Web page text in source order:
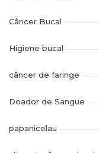
Câncer Bucal
Higiene bucal
câncer de faringe
Doador de Sangue
papanicolau